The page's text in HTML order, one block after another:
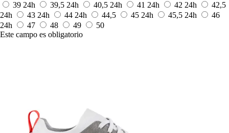
39 24h 39,5 24h 40,5 24h 41 24h 42 24h
42,5
24h
43 24h 44 24h 44,5 45 24h 45,5 24h
46
24h
47 48 49
50
Este campo es obligatorio